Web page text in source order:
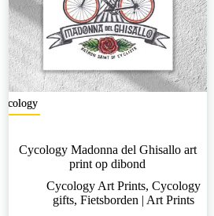
Cycology
Cycology Madonna del Ghisallo art
print op dibond
Cycology Art Prints, Cycology
gifts, Fietsborden | Art Prints